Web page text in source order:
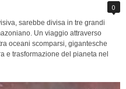
0
sarebbe divisa in tre grandi
Un viaggio attraverso
oceani scomparsi, gigantesche
e trasformazione del pianeta nel